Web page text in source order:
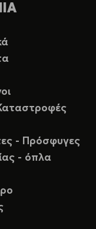
- Πρόσφυγες
- όπλα